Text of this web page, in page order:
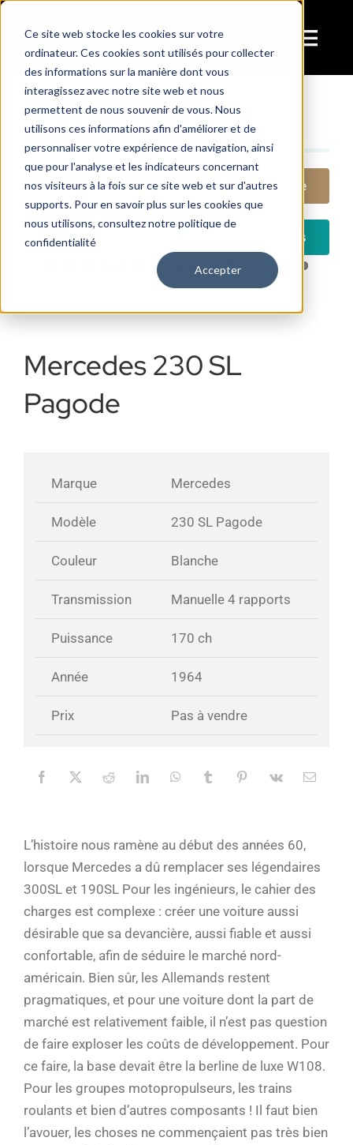
Ce site web stocke les cookies sur votre
ordinateur. Ces cookies sont utilisés pour collecter
des informations sur la manière dont vous
interagissez avec notre site web et nous
permettent de nous souvenir de vous. Nous
utilisons ces informations afin d'améliorer et de
personnaliser votre expérience de navigation, ainsi
que pour l'analyse et les indicateurs concernant
nos visiteurs à la fois sur ce site web et sur d'autres
supports. Pour en savoir plus sur les cookies que
nous utilisons, consultez notre politique de
confidentialité
Accepter
Passer
contenu
Services
A Vendre
La collection
Visite
A propos
Voitures
Proposez votre voiture
Toutes les voitures
Mercedes 230 SL
Pagode
Marque Mercedes
Modèle 230 SL Pagode
Couleur Blanche
Transmission Manuelle 4 rapports
Puissance 170 ch
Année 1964
Prix Pas à vendre
L’histoire nous ramène au début des années 60,
lorsque Mercedes a dû remplacer ses légendaires
300SL et 190SL Pour les ingénieurs, le cahier des
charges est complexe : créer une voiture aussi
désirable que sa devancière, aussi fiable et aussi
confortable, afin de séduire le marché nord-
américain. Bien sûr, les Allemands restent
pragmatiques, et pour une voiture dont la part de
marché est relativement faible, il n’est pas question
de faire exploser les coûts de développement. Pour
ce faire, la base devait être la berline de luxe W108.
Pour les groupes motopropulseurs, les trains
roulants et bien d’autres composants ! Il faut bien
l’avouer, les choses ne commençaient pas très bien